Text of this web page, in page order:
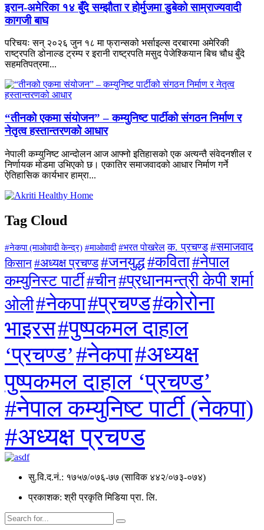
इरान-अमेरिका १४ बुँदे सम्झौता र होर्मुजमा डुबेको साम्राज्यवादी
कागजी बाघ
परिचयः सन् २०२६ जुन १८ मा फ्रान्सको भर्साइल्स दरबारमा अमेरिकी
राष्ट्रपति डोनाल्ड ट्रम्प र इरानी राष्ट्रपति मसुद पेजेश्कियान बिच चौध बुँदे
सहमतिपत्रमा...
“तीनको एकमा संयोजन” – कम्युनिष्ट पार्टीको संगठन निर्माण र
नेतृत्व हस्तान्तरणको आधार
नेपाली कम्युनिष्ट आन्दोलन आज आफ्नो इतिहासको एक अत्यन्तै संवेदनशील र
निर्णायक मोडमा उभिएको छ। एकातिर समाजवादको आधार निर्माण गर्ने
ऐतिहासिक कार्यभार हाम्रा...
Tag Cloud
#नेकपा (माओवादी केन्द्र) #माओवादी #भरत पोखरेल क. प्रचण्ड #समाजवाद
किसान#अध्यक्ष प्रचण्ड#जनयुद्ध#कविता#नेपाल
कम्युनिस्ट पार्टी#चीन#प्रधानमन्त्री केपी शर्मा
ओली#नेकपा#प्रचण्ड#कोरोना
भाइरस#पुष्पकमल दाहाल
‘प्रचण्ड’#नेकपा#अध्यक्ष
पुष्पकमल दाहाल ‘प्रचण्ड’
#नेपाल कम्युनिष्ट पार्टी (नेकपा)
#अध्यक्ष प्रचण्ड
सु.वि.द.नं.: १७५७/०७६-७७ (साविक ४४२/०७३-०७४)
प्रकाशक: श्री प्रकृति मिडिया प्रा. लि.